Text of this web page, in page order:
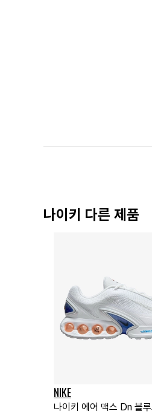
나이키 다른 제품
NIKE
나이키 에어 맥스 Dn 블